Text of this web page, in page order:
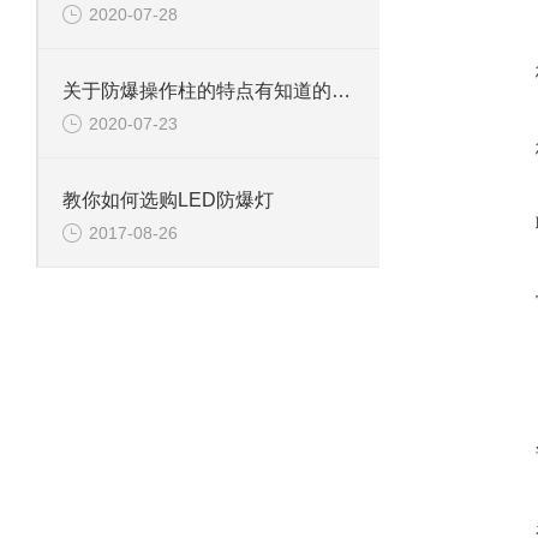
2020-07-28
关于防爆操作柱的特点有知道的吗？
2020-07-23
教你如何选购LED防爆灯
2017-08-26